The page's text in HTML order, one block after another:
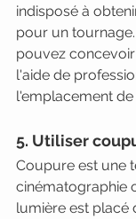
indisposé à
pour un
pouvez
l'aide de
l'emplacement de
5. Utiliser
Coupure est une
cinématographie
lumière est placé